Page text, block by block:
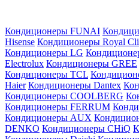
Кондиционеры FUNAI
Hisense Кондиционеры Royal
Кондиционеры LG
Electrolux Кондиционеры GREE
Кондиционеры TCL
Haier Кондиционеры Dantex
Кондиционеры СOOLBERG
Кондиционеры FERRUM
Кондиционеры AUX
DENKO Кондиционеры CHiQ